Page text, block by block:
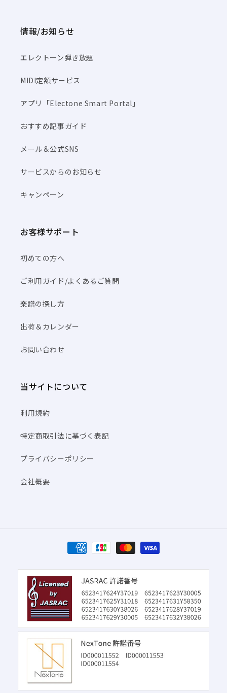
情報/お知らせ
エレクトーン弾き放題
MIDI定額サービス
アプリ「Electone Smart Portal」
おすすめ記事ガイド
メール＆公式SNS
サービスからのお知らせ
キャンペーン
お客様サポート
初めての方へ
ご利用ガイド/よくあるご質問
楽譜の探し方
出荷＆カレンダー
お問い合わせ
当サイトについて
利用規約
特定商取引法に基づく表記
プライバシーポリシー
会社概要
決
済
方
法